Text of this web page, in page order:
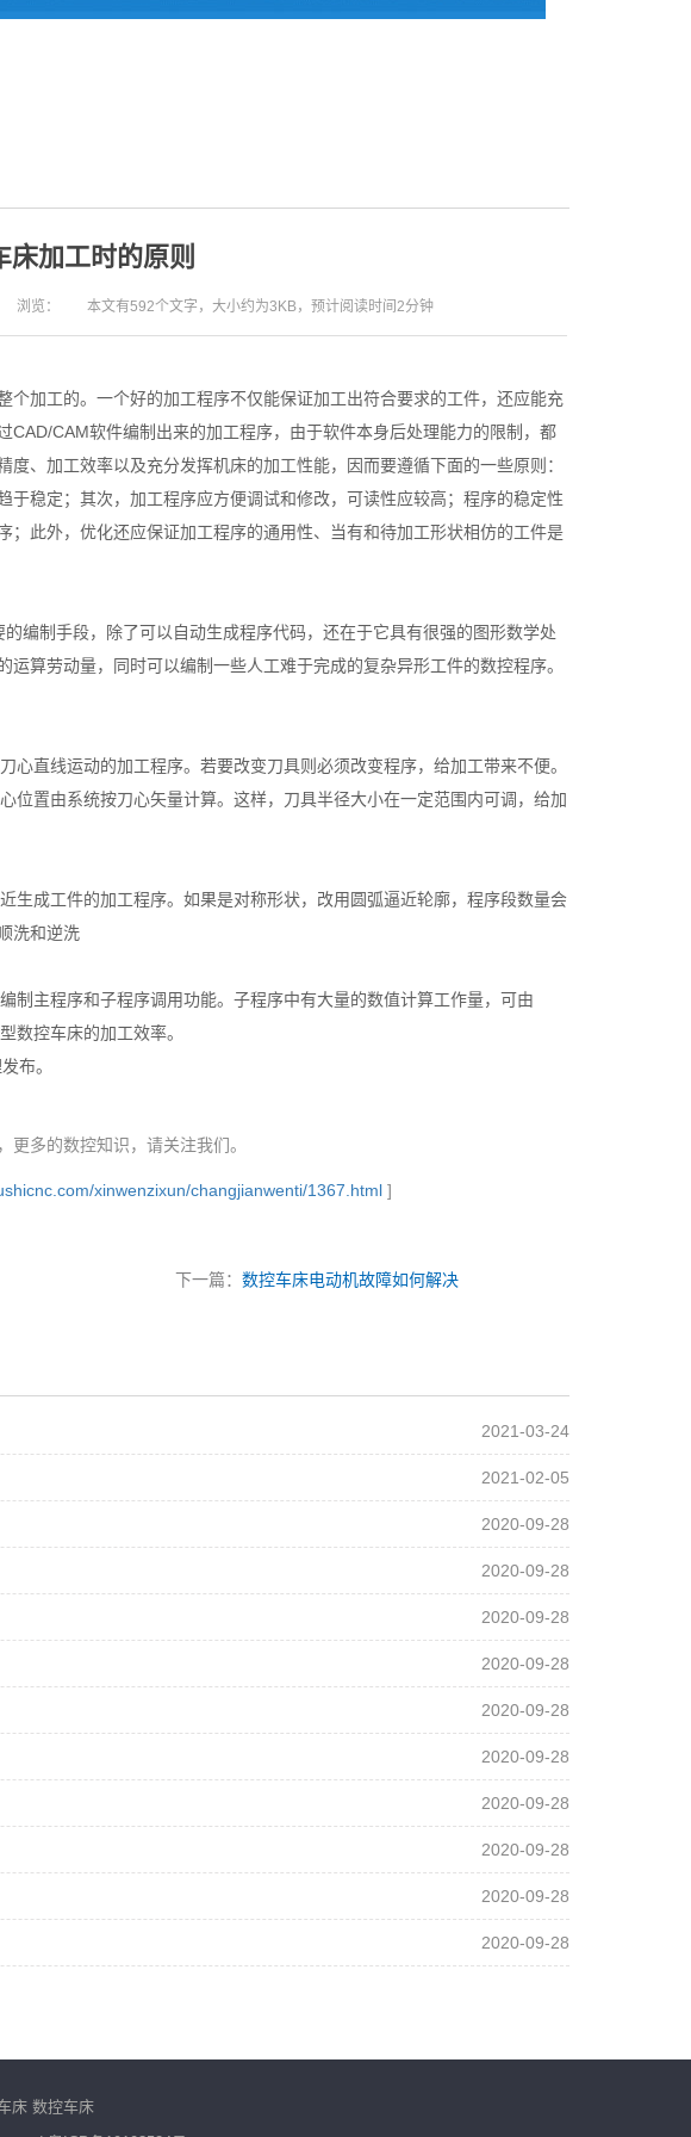
床加工时的原则
浏览： 本文有592个文字，大小约为3KB，预计阅读时间2分钟
个加工的。一个好的加工程序不仅能保证加工出符合要求的工件，还应能充
CAM软件编制出来的加工程序，由于软件本身后处理能力的限制，都
、加工效率以及充分发挥机床的加工性能，因而要遵循下面的一些原则：
稳定；其次，加工程序应方便调试和修改，可读性应较高；程序的稳定性
此外，优化还应保证加工程序的通用性、当有和待加工形状相仿的工件是
编制手段，除了可以自动生成程序代码，还在于它具有很强的图形数学处
算劳动量，同时可以编制一些人工难于完成的复杂异形工件的数控程序。
直线运动的加工程序。若要改变刀具则必须改变程序，给加工带来不便。
位置由系统按刀心矢量计算。这样，刀具半径大小在一定范围内可调，给加
生成工件的加工程序。如果是对称形状，改用圆弧逼近轮廓，程序段数量会
洗和逆洗
制主程序和子程序调用功能。子程序中有大量的数值计算工作量，可由
数控车床的加工效率。
布。
多的数控知识，请关注我们。
xinwenzixun/changjianwenti/1367.html]
下一篇：数控车床电动机故障如何解决
2021-03-24
2021-02-05
2020-09-28
2020-09-28
2020-09-28
2020-09-28
2020-09-28
2020-09-28
2020-09-28
2020-09-28
2020-09-28
2020-09-28
床 数控车床